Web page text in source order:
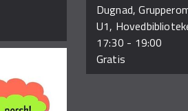
Dugnad,
U1,
17:30 - 19:00
Gratis